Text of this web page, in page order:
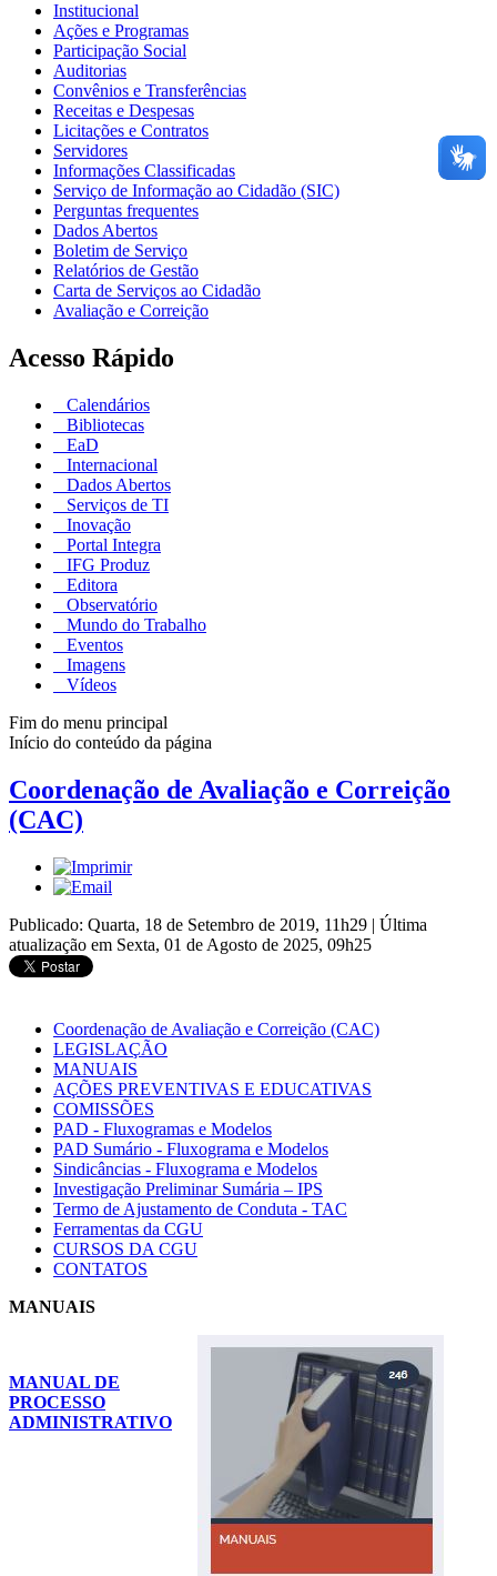
Institucional
Ações e Programas
Participação Social
Auditorias
Convênios e Transferências
Receitas e Despesas
Licitações e Contratos
Servidores
Informações Classificadas
Serviço de Informação ao Cidadão (SIC)
Perguntas frequentes
Dados Abertos
Boletim de Serviço
Relatórios de Gestão
Carta de Serviços ao Cidadão
Avaliação e Correição
Acesso Rápido
Calendários
Bibliotecas
EaD
Internacional
Dados Abertos
Serviços de TI
Inovação
Portal Integra
IFG Produz
Editora
Observatório
Mundo do Trabalho
Eventos
Imagens
Vídeos
Fim do menu principal
Início do conteúdo da página
Coordenação de Avaliação e Correição
(CAC)
Publicado: Quarta, 18 de Setembro de 2019, 11h29 | Última
atualização em Sexta, 01 de Agosto de 2025, 09h25
Coordenação de Avaliação e Correição (CAC)
LEGISLAÇÃO
MANUAIS
AÇÕES PREVENTIVAS E EDUCATIVAS
COMISSÕES
PAD - Fluxogramas e Modelos
PAD Sumário - Fluxograma e Modelos
Sindicâncias - Fluxograma e Modelos
Investigação Preliminar Sumária – IPS
Termo de Ajustamento de Conduta - TAC
Ferramentas da CGU
CURSOS DA CGU
CONTATOS
MANUAIS
MANUAL DE
PROCESSO
ADMINISTRATIVO